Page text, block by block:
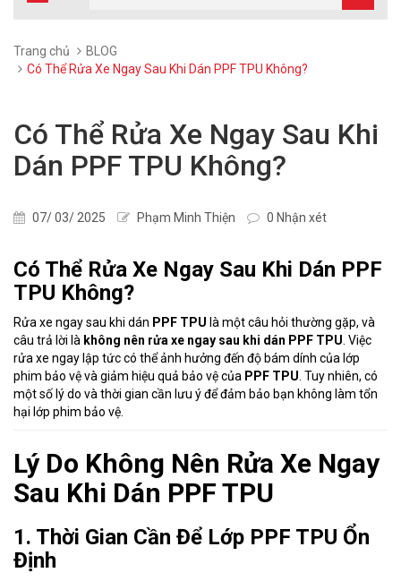
Trang chủ
BLOG
Có Thể Rửa Xe Ngay Sau Khi Dán PPF TPU Không?
Có Thể Rửa Xe Ngay Sau Khi
Dán PPF TPU Không?
07/ 03/ 2025 Phạm Minh Thiện 0 Nhận xét
Có Thể Rửa Xe Ngay Sau Khi Dán PPF
TPU Không?
Rửa xe ngay sau khi dán PPF TPU là một câu hỏi thường gặp, và
câu trả lời là không nên rửa xe ngay sau khi dán PPF TPU . Việc
rửa xe ngay lập tức có thể ảnh hưởng đến độ bám dính của lớp
phim bảo vệ và giảm hiệu quả bảo vệ của PPF TPU . Tuy nhiên, có
một số lý do và thời gian cần lưu ý để đảm bảo bạn không làm tổn
hại lớp phim bảo vệ.
Lý Do Không Nên Rửa Xe Ngay
Sau Khi Dán PPF TPU
1. Thời Gian Cần Để Lớp PPF TPU Ổn
Định